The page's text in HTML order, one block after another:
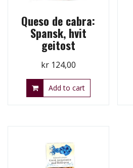
Queso de cabra:
Spansk, hvit
geitost
kr124,00
Add to cart